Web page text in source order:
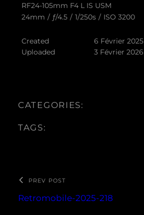
RF24-105mm F4 L IS USM
24mm / ƒ/4.5 / 1/250s / ISO 3200
Created
6 Février 2025
Uploaded
3 Février 2026
CATEGORIES:
TAGS:
PREV POST
Retromobile-2025-218